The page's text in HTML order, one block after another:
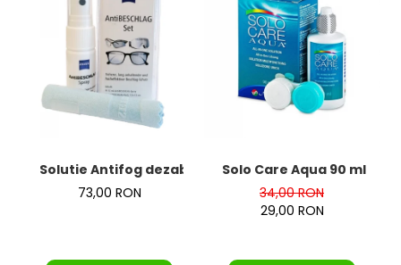
Solutie Antifog dezaburire + laveta de la Zeiss – KIT
73,00 RON
Solo Care Aqua 90 ml
34,00 RON
29,00 RON